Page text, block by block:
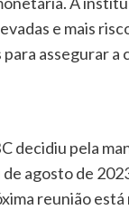
e mais
assegurar a
decidiu pela
agosto de
reunião está